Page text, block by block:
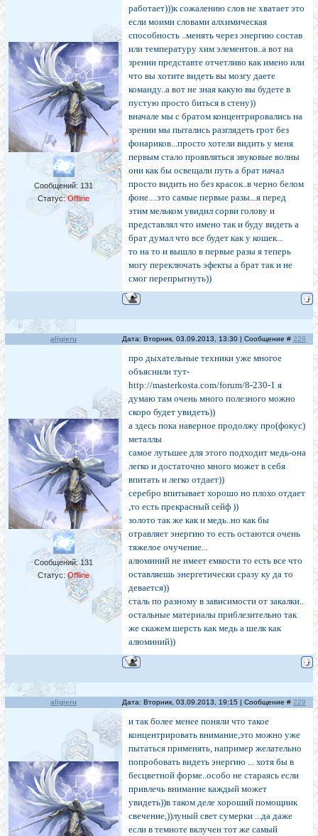
Сообщений: 131
Статус:Offline
работает)))к сожалению слов не хватает это
если моими словами алхимическая
способность ..менять через энергию состав
или температуру хим элементов..а вот на
зрении представте отчетливо как имено или
что вы хотите видеть вы мозгу даете
команду..а вот не зная какую вы будете в
пустую просто биться в стену))
вначале мы с братом концентрировались на
зрении мы пытались разглядеть грот без
фонариков...просто хотели видить у меня
первым стало проявляться звуковые волны
они как бы освещали путь а брат начал
просто видить но без красок..в черно белом
фоне....это самые первые разы...я перед
этим мельком увидил сорви голову и
представлял что имено так и буду видеть а
брат думал что все будет как у кошек...
то на то и вышло в первые разы я теперь
могу переключать эфекты а брат так и не
смог перепрыгнуть))
aligieru Дата: Вторник, 03.09.2013, 13:30 | Сообщение # 228
Сообщений:131
Статус:Offline
про дыхательные техники уже многое
объяснили тут-
http://masterkosta.com/forum/8-230-1 я
думаю там очень много полезного можно
скоро будет увидеть))
а здесь пока наверное продолжу про(фокус)
металлы
самое лутьшее для этого подходит медь-она
легко и достаточно много может в себя
впитать и легко отдает))
серебро впитывает хорошо но плохо отдает
,то есть прекрасный сейф ))
золото так же как и медь..но как бы
отравляет энергию то есть остаются очень
тяжелое очучение...
алюминий не имеет емкости то есть все что
оставляешь энергетически сразу ку да то
девается))
сталь по разному в зависимости от закалки..
остальные материалы приблезительно так
же скажем шерсть как медь а шелк как
алюминий))
aligieru Дата: Вторник, 03.09.2013, 19:15 | Сообщение # 229
и так более менее поняли что такое
концентрировать внимание,это можно уже
пытаться применять, например желательно
попробовать видеть энергию ... хотя бы в
бесцветной форме..особо не стараясь если
привлечь внимание каждый может
увидеть))в таком деле хороший помощник
свечение,))луный свет сумерки ...да даже
если в темноте вклучен тот же самый